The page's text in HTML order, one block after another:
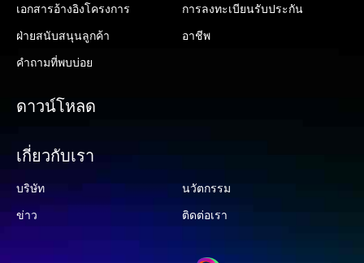
เอกสารอ้างอิงโครงการ
การลงทะเบียนรับประกัน
ฝ่ายสนับสนุนลูกค้า
อาชีพ
คำถามที่พบบ่อย
ดาวน์โหลด
เกี่ยวกับเรา
บริษัท
นวัตกรรม
ข่าว
ติดต่อเรา